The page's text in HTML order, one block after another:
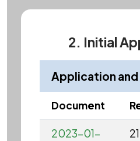
2. Initial
Application
Document
2023-01-